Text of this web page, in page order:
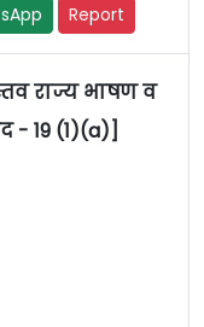
Report
राज्य भाषण व
- 19 (1)(a)]